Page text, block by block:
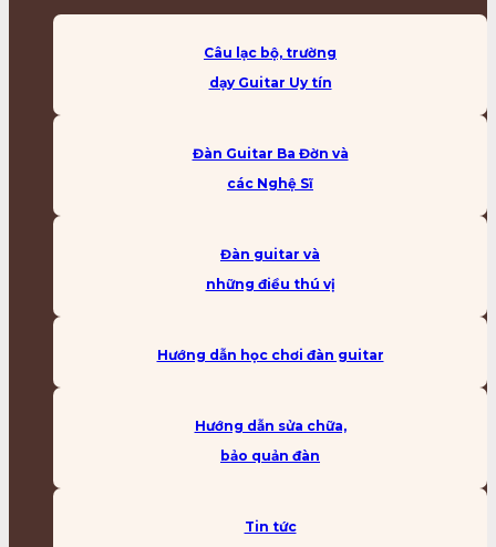
Câu lạc bộ, trường
dạy Guitar Uy tín
Đàn Guitar Ba Đờn và
các Nghệ Sĩ
Đàn guitar và
những điều thú vị
Hướng dẫn học chơi đàn guitar
Hướng dẫn sửa chữa,
bảo quản đàn
Tin tức